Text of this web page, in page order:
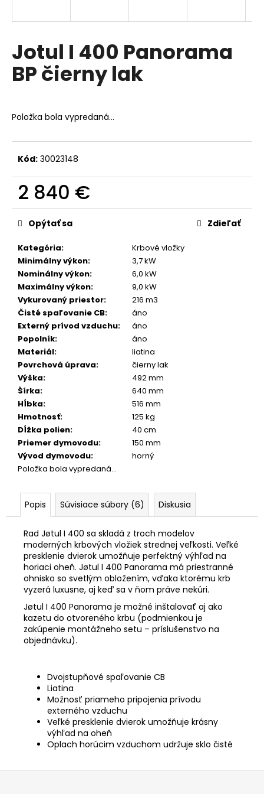
Jotul I 400 Panorama
BP čierny lak
Položka bola vypredaná…
Kód: 30023148
2 840 €
Jednotková
cena:
Kategória:
Krbové vložky
Minimálny výkon:
3,7 kW
Nominálny výkon:
6,0 kW
Maximálny výkon:
9,0 kW
Vykurovaný priestor:
216 m3
Čisté spaľovanie CB:
áno
Externý prívod vzduchu:
áno
Popolník:
áno
Materiál:
liatina
Povrchová úprava:
čierny lak
Výška:
492 mm
Šírka:
640 mm
Hĺbka:
516 mm
Hmotnosť:
125 kg
Dĺžka polien:
40 cm
Priemer dymovodu:
150 mm
Vývod dymovodu:
horný
Položka bola vypredaná…
Opýtať sa Zdieľať
Popis Súvisiace súbory (6) Diskusia
Rad Jøtul I 400 sa skladá z troch modelov
moderných krbových vložiek strednej veľkosti. Veľké
presklenie dvierok umožňuje perfektný výhľad na
horiaci oheň. Jøtul I 400 Panorama má priestranné
ohnisko so svetlým obložením, vďaka ktorému krb
vyzerá luxusne, aj keď sa v ňom práve nekúri.
Jøtul I 400 Panorama je možné inštalovať aj ako
kazetu do otvoreného krbu (podmienkou je
zakúpenie montážneho setu – príslušenstvo na
objednávku).
Dvojstupňové spaľovanie CB
Liatina
Možnosť priameho pripojenia prívodu
externého vzduchu
Veľké presklenie dvierok umožňuje krásny
výhľad na oheň
Oplach horúcim vzduchom udržuje sklo čisté
s
ť
?
O
d
o
ú
č
a
m
e
Z